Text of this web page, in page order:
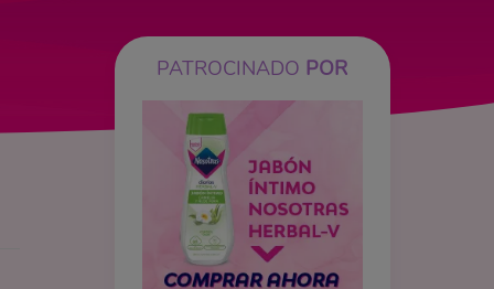
PATROCINADO POR